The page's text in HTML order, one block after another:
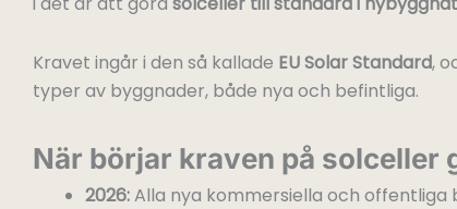
Kravet ingår i den så kallade EU Solar Standard,
typer av byggnader, både nya och befintliga.
När börjar kraven på solceller
2026:Alla nya kommersiella och offentliga